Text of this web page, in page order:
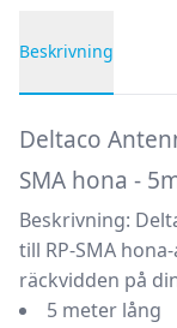
Beskrivning
Deltaco
SMA hona -
Beskrivning:
till RP-SMA
räckvidden på
5 meter lång